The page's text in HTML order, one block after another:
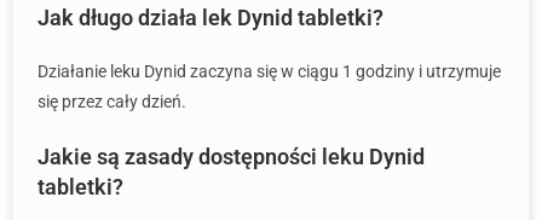
Jak długo działa lek Dynid tabletki?
Działanie leku Dynid zaczyna się w ciągu 1 godziny i utrzymuje
się przez cały dzień.
Jakie są zasady dostępności leku Dynid
tabletki?